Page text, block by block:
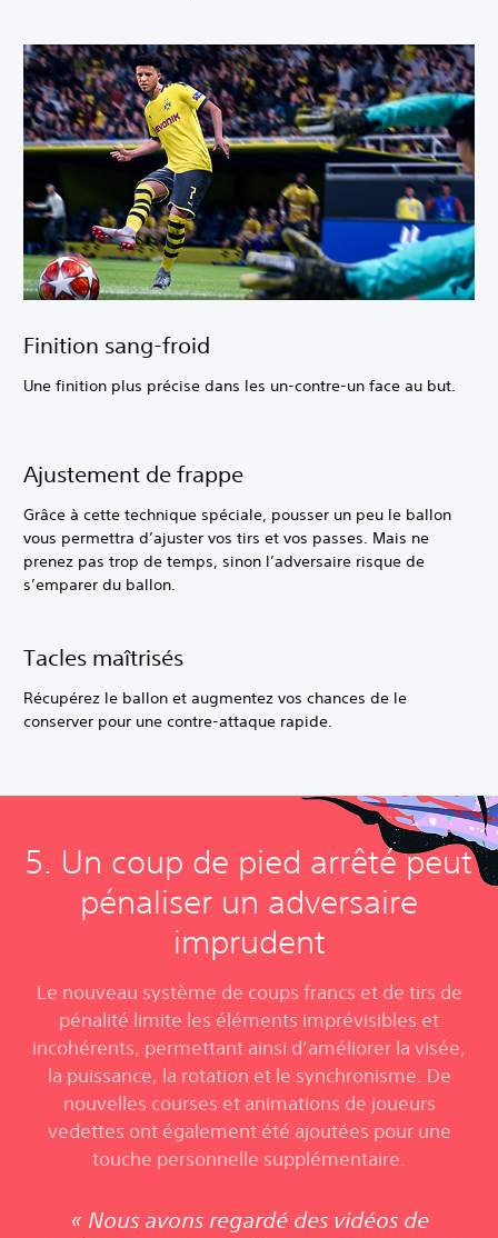
Finition sang-froid
Une finition plus précise dans les un-contre-un face au but.
Ajustement de frappe
Grâce à cette technique spéciale, pousser un peu le ballon
vous permettra d’ajuster vos tirs et vos passes. Mais ne
prenez pas trop de temps, sinon l’adversaire risque de
s’emparer du ballon.
Tacles maîtrisés
Récupérez le ballon et augmentez vos chances de le
conserver pour une contre-attaque rapide.
5. Un coup de pied arrêté peut
pénaliser un adversaire
imprudent
Le nouveau système de coups francs et de tirs de
pénalité limite les éléments imprévisibles et
incohérents, permettant ainsi d’améliorer la visée,
la puissance, la rotation et le synchronisme. De
nouvelles courses et animations de joueurs
vedettes ont également été ajoutées pour une
touche personnelle supplémentaire.
« Nous avons regardé des vidéos de